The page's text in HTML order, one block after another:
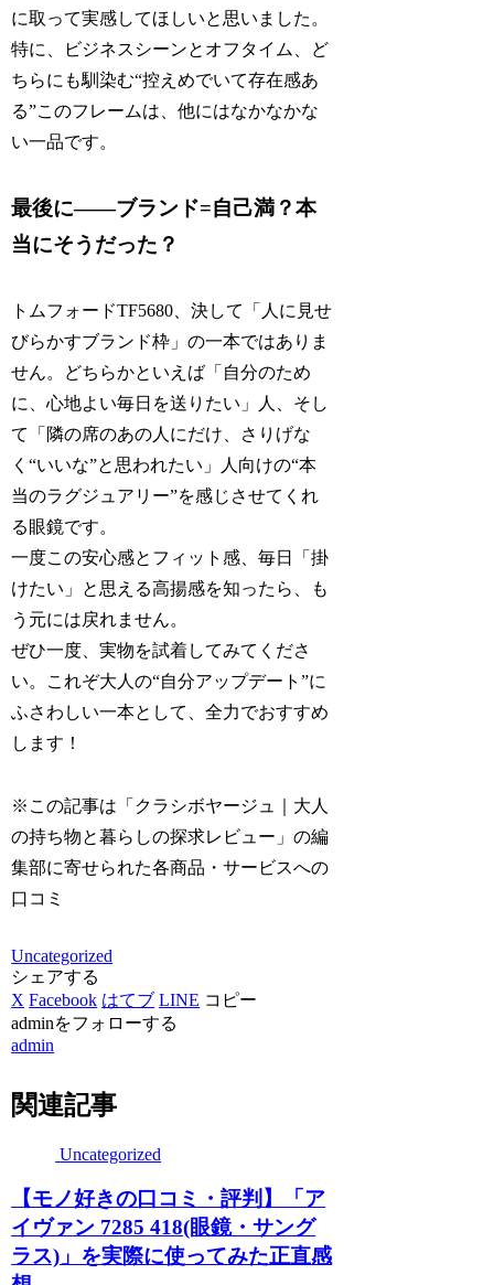
に取って実感してほしいと思いました。
特に、ビジネスシーンとオフタイム、ど
ちらにも馴染む“控えめでいて存在感あ
る”このフレームは、他にはなかなかな
い一品です。
最後に――ブランド=自己満？本
当にそうだった？
トムフォードTF5680、決して「人に見せ
びらかすブランド枠」の一本ではありま
せん。どちらかといえば「自分のため
に、心地よい毎日を送りたい」人、そし
て「隣の席のあの人にだけ、さりげな
く“いいな”と思われたい」人向けの“本
当のラグジュアリー”を感じさせてくれ
る眼鏡です。
一度この安心感とフィット感、毎日「掛
けたい」と思える高揚感を知ったら、も
う元には戻れません。
ぜひ一度、実物を試着してみてくださ
い。これぞ大人の“自分アップデート”に
ふさわしい一本として、全力でおすすめ
します！
※この記事は「クラシボヤージュ｜大人
の持ち物と暮らしの探求レビュー」の編
集部に寄せられた各商品・サービスへの
口コミ
Uncategorized
シェアする
X Facebook はてブ LINE コピー
adminをフォローする
admin
関連記事
Uncategorized
【モノ好きの口コミ・評判】「ア
イヴァン 7285 418(眼鏡・サング
ラス)」を実際に使ってみた正直感